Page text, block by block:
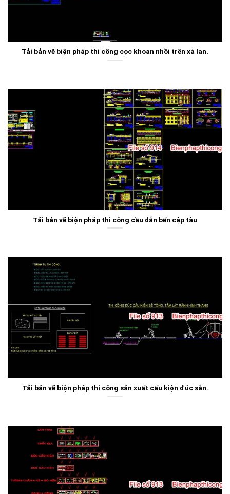
Tải bản vẽ biện pháp thi công cọc khoan nhồi trên xà lan.
Tải bản vẽ biện pháp thi công cầu dẫn bến cập tàu
Tải bản vẽ biện pháp thi công sản xuất cấu kiện đúc sẵn.